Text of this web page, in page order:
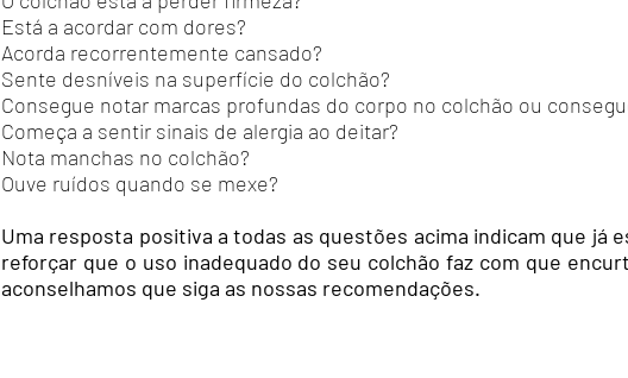
Está a acordar com dores?
Acorda recorrentemente cansado?
Sente desníveis na superfície do colchão?
Consegue notar marcas profundas do corpo no colchão ou
Começa a sentir sinais de alergia ao deitar?
Nota manchas no colchão?
Ouve ruídos quando se mexe?
Uma resposta positiva a todas as questões acima indicam que já
reforçar que o uso inadequado do seu colchão faz com que
aconselhamos que siga as nossas recomendações.